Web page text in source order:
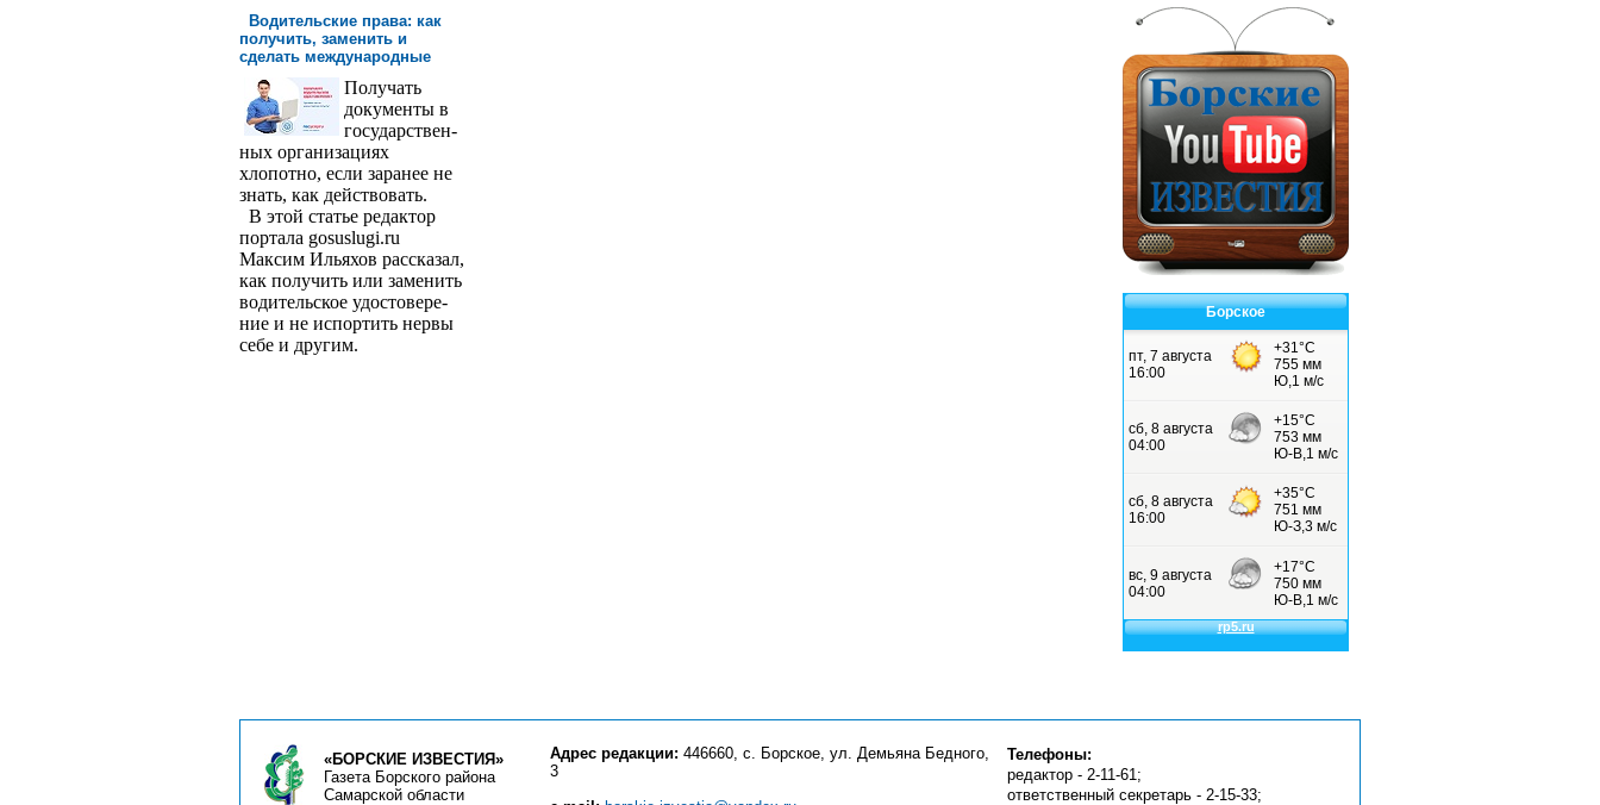
Водительские права: как
получить, заменить и
сделать международ­ные
Получать
доку­менты в
государствен­
ных организациях
хлопотно, если заранее не
знать, как действовать.
В этой статье редактор
портала gosuslugi.ru
Максим Ильяхов рассказал,
как получить или заменить
водительское удостовере­
ние и не испортить нервы
себе и другим.
Борское
«БОРСКИЕ ИЗВЕСТИЯ»
Газета Борского района
Самарской области
Адрес редакции: 446660, с. Борское, ул. Демьяна Бедного,
3
Телефоны:
редактор - 2-11-61;
ответственный секретарь - 2-15-33;